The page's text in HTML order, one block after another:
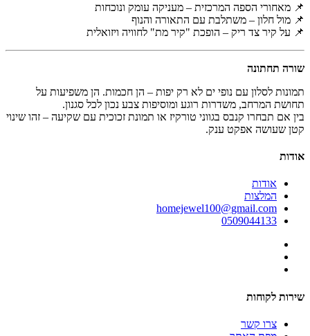
📌 מאחורי הספה המרכזית – מעניקה עומק ונוכחות
📌 מול חלון – משתלבת עם התאורה והנוף
📌 על קיר צד ריק – הופכת "קיר מת" לחוויה ויזואלית
שורה תחתונה
תמונות לסלון עם נופי ים לא רק יפות – הן חכמות. הן משפיעות על
תחושת המרחב, משדרות רוגע ומוסיפות צבע נכון לכל סגנון.
בין אם תבחרו קנבס בגווני טורקיז או תמונת זכוכית עם שקיעה – זהו שינוי
קטן שעושה אפקט ענק.
אודות
אודות
המלצות
homejewel100@gmail.com
0509044133
שירות לקוחות
צרו קשר